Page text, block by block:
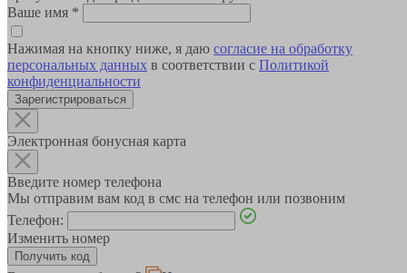
Ваше имя *
Нажимая на кнопку ниже, я даю согласие на обработку
персональных данных в соответствии с Политикой
конфиденциальности
Зарегистрироваться
Электронная бонусная карта
Введите номер телефона
Мы отправим вам код в смс на телефон или позвоним
Телефон:
Изменить номер